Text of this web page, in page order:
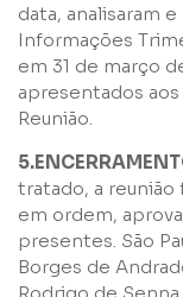
data, analisaram
Informações
em 31 de março
apresentados
Reunião.
tratado, a reunião
em ordem,
presentes. São
Borges de
Perfil